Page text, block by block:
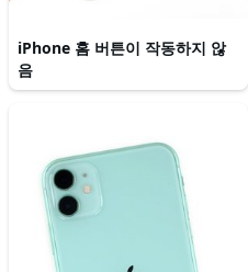
iPhone 홈 버튼이 작동하지 않
음